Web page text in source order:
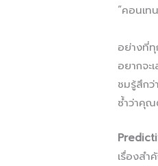
“คอนเท
อย่างที่
อยากจะ
ชมรู้สึกว่
ซ้ำว่าคุ
เรื่องส